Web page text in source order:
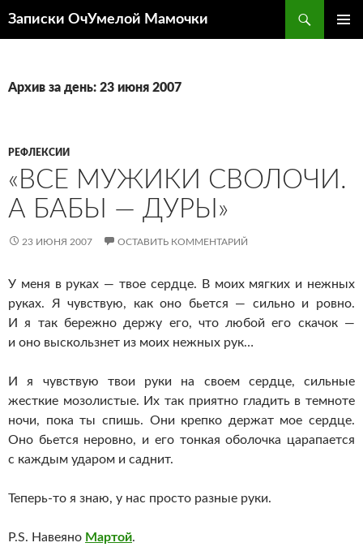
Записки ОчУмелой Мамочки
Архив за день: 23 июня 2007
РЕФЛЕКСИИ
«ВСЕ МУЖИКИ СВОЛОЧИ.
А БАБЫ — ДУРЫ»
23 ИЮНЯ 2007 ОСТАВИТЬ КОММЕНТАРИЙ
У меня в руках — твое сердце. В моих мягких и нежных
руках. Я чувствую, как оно бьется — сильно и ровно.
И я так бережно держу его, что любой его скачок —
и оно выскользнет из моих нежных рук…
И я чувствую твои руки на своем сердце, сильные
жесткие мозолистые. Их так приятно гладить в темноте
ночи, пока ты спишь. Они крепко держат мое сердце.
Оно бьется неровно, и его тонкая оболочка царапается
с каждым ударом и саднит.
Теперь-то я знаю, у нас просто разные руки.
P.S. Навеяно Мартой.